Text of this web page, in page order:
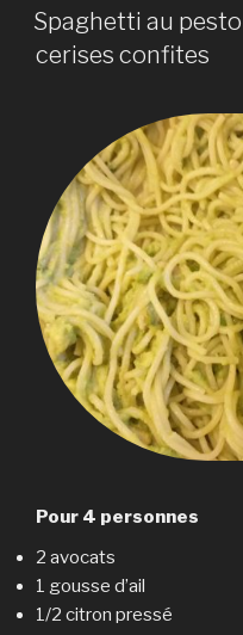
LE
Spaghetti au
cerises confites
Pour 4 personnes
2 avocats
1 gousse d’ail
1/2 citron pressé